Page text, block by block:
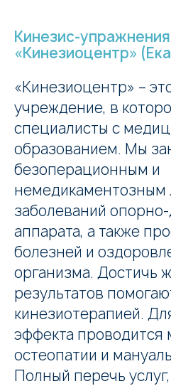
Кинезис-
«Кинезиоцентр»
«Кинезиоцентр» –
учреждение, в
специалисты с
образованием. Мы
безоперационным и
немедикаментозным
заболеваний
аппарата, а также
болезней и
организма. Достичь
результатов
кинезиотерапией.
эффекта проводится
остеопатии и
Полный перечь